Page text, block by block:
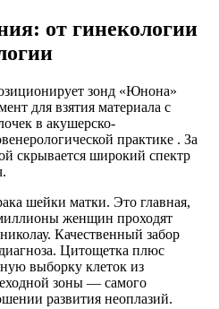
от гинекологии
зонд «Юнона»
для взятия материала с
в акушерско-
практике . За
скрывается широкий спектр
шейки матки. Это главная,
женщин проходят
Качественный забор
Цитощетка плюс
выборку клеток из
зоны — самого
развития неоплазий.